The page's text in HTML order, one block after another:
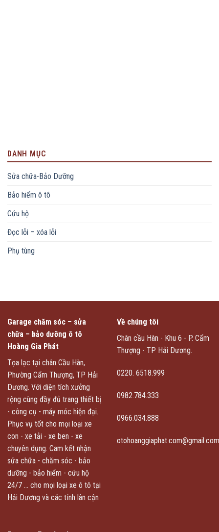
DANH MỤC
Sửa chữa-Bảo Dưỡng
Bảo hiểm ô tô
Cứu hộ
Đọc lỗi – xóa lỗi
Phụ tùng
Garage chăm sóc – sửa
chữa – bảo dưỡng ô tô
Hoàng Gia Phát
Tọa lạc tại chân Cầu Hàn,
Phường Cẩm Thượng, TP Hải
Dương. Với diện tích xưởng
rộng cùng đầy đủ trang thiết bị
- công cụ - máy móc hiện đại.
Phục vụ tốt cho mọi loại xe
con - xe tải - xe ben - xe
chuyên dụng. Cam kết nhận
sửa chữa - chăm sóc - bảo
dưỡng - bảo hiểm - cứu hộ
24/7 ... cho mọi loại xe ô tô tại
Hải Dương và các tỉnh lân cận
Về chúng tôi
Chân cầu Hàn - Khu 6 - P. Cẩm
Thượng - TP Hải Dương.
0220. 6518.999
0982.784.333
0966.034.888
otohoanggiaphat.com@gmail.com